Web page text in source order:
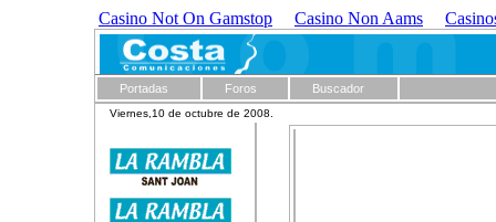
Casino Not On Gamstop Casino Non Aams
Portadas Foros Buscador
Viernes,10 de octubre de 2008.